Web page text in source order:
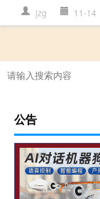
jzg 11-14
公告